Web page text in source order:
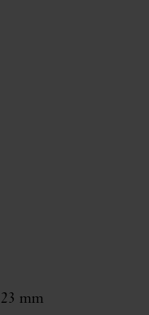
mm